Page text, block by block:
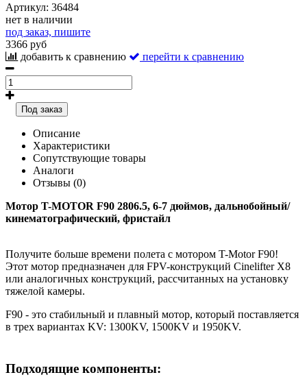
Артикул: 36484
нет в наличии
под заказ, пишите
3366 руб
добавить к сравнению
перейти к сравнению
Под заказ
Описание
Характеристики
Сопутствующие товары
Аналоги
Отзывы (0)
Мотор T-MOTOR F90 2806.5, 6-7 дюймов, дальнобойный/
кинематографический, фристайл
Получите больше времени полета с мотором T-Motor F90!
Этот мотор предназначен для FPV-конструкций Cinelifter X8
или аналогичных конструкций, рассчитанных на установку
тяжелой камеры.
F90 - это стабильный и плавный мотор, который поставляется
в трех вариантах KV: 1300KV, 1500KV и 1950KV.
Подходящие компоненты: